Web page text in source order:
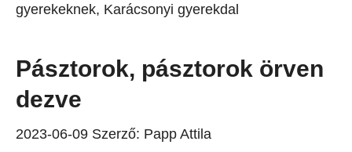
gyerekeknek, Karácsonyi gyerekdal
Pásztorok, pásztorok örven
dezve
2023-06-09 Szerző: Papp Attila